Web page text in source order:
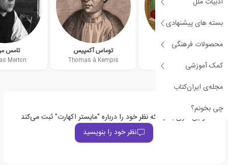
بسته های پیشنهادی
محصولات فرهنگی
کمک آموزشی
مجله‌ی ایران‌کتاب
چی بخونم؟
کریستین دو پیزان
Christine de Pizan
توماس آکمپیس
Thomas à Kempis
تامس
Merton
اولین نفری باشید که نظر خود را درباره "مایستر اکهارت" ثبت می‌کند
نظر خود را بنویسید